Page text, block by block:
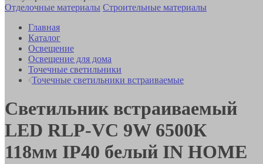
Отделочные материалы Строительные материалы
Главная
Каталог
Освещение
Освещение для дома
Точечные светильники
Точечные светильники встраиваемые
Светильник встраиваемый
LED RLP-VC 9W 6500К
118мм IP40 белый IN HOME